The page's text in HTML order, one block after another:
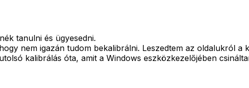
tanulni és ügyesedni.
nem igazán tudom bekalibrálni. Leszedtem az oldalukról a
kalibrálás óta, amit a Windows eszközkezelőjében